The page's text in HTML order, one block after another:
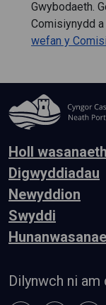
Gwybodaeth.
Comisiynydd
wefan y
Holl
Digwyddiadau
Newyddion
Swyddi
Dilynwch ni